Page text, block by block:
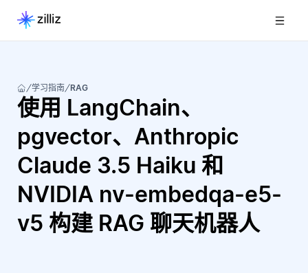
学习指南 RAG
使用 LangChain、
pgvector、Anthropic
Claude 3.5 Haiku 和
NVIDIA nv-embedqa-e5-
v5 构建 RAG 聊天机器人